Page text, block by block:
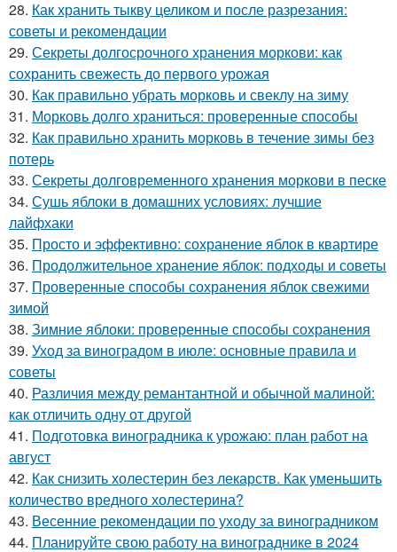
28. Как хранить тыкву целиком и после разрезания:
советы и рекомендации
29. Секреты долгосрочного хранения моркови: как
сохранить свежесть до первого урожая
30. Как правильно убрать морковь и свеклу на зиму
31. Морковь долго храниться: проверенные способы
32. Как правильно хранить морковь в течение зимы без
потерь
33. Секреты долговременного хранения моркови в песке
34. Сушь яблоки в домашних условиях: лучшие
лайфхаки
35. Просто и эффективно: сохранение яблок в квартире
36. Продолжительное хранение яблок: подходы и советы
37. Проверенные способы сохранения яблок свежими
зимой
38. Зимние яблоки: проверенные способы сохранения
39. Уход за виноградом в июле: основные правила и
советы
40. Различия между ремантантной и обычной малиной:
как отличить одну от другой
41. Подготовка виноградника к урожаю: план работ на
август
42. Как снизить холестерин без лекарств. Как уменьшить
количество вредного холестерина?
43. Весенние рекомендации по уходу за виноградником
44. Планируйте свою работу на винограднике в 2024